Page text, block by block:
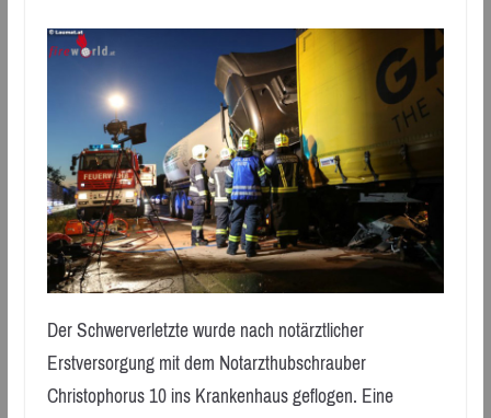
Der Schwerverletzte wurde nach notärztlicher
Erstversorgung mit dem Notarzthubschrauber
Christophorus 10 ins Krankenhaus geflogen. Eine